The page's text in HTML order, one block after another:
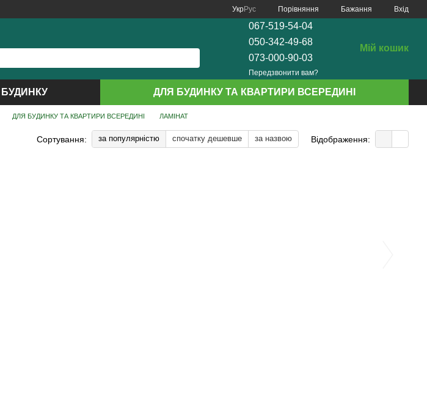
УкрРус Порівняння Бажання Вхід
067-519-54-04
050-342-49-68
073-000-90-03
Передзвонити вам?
Мій кошик
ДЛЯ БУДИНКУ ТА КВАРТИРИ ВСЕРЕДИНІ
ДЛЯ БУДИНКУ ТА КВАРТИРИ ВСЕРЕДИНІ ЛАМІНАТ
Сортування: за популярністю спочатку дешевше за назвою Відображення: